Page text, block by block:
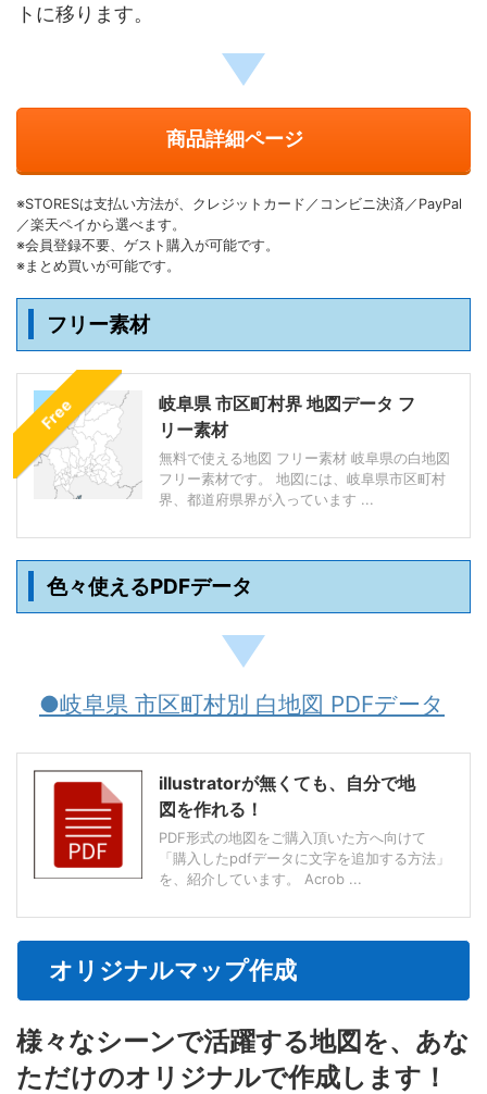
トに移ります。
商品詳細ページ
※STORESは支払い方法が、クレジットカード／コンビニ決済／PayPal
／楽天ペイから選べます。
※会員登録不要、ゲスト購入が可能です。
※まとめ買いが可能です。
フリー素材
Free
岐阜県 市区町村界 地図データ フ
リー素材
無料で使える地図 フリー素材 岐阜県の白地図
フリー素材です。 地図には、岐阜県市区町村
界、都道府県界が入っています ...
色々使えるPDFデータ
●岐阜県 市区町村別 白地図 PDFデータ
illustratorが無くても、自分で地
図を作れる！
PDF形式の地図をご購入頂いた方へ向けて
「購入したpdfデータに文字を追加する方法」
を、紹介しています。 Acrob ...
オリジナルマップ作成
様々なシーンで活躍する地図を、あな
ただけのオリジナルで作成します！